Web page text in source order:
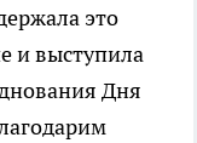
это
и выступила
Дня